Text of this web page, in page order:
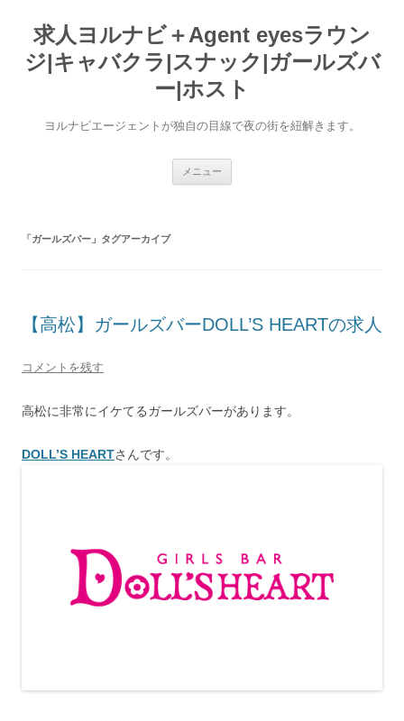
求人ヨルナビ＋Agent eyesラウン
ジ|キャバクラ|スナック|ガールズバ
ー|ホスト
ヨルナビエージェントが独自の目線で夜の街を紐解きます。
メニュー
「ガールズバー 」タグアーカイブ
【高松】ガールズバーDOLL’S HEARTの求人
コメントを残す
高松に非常にイケてるガールズバーがあります。
DOLL’S HEARTさんです。